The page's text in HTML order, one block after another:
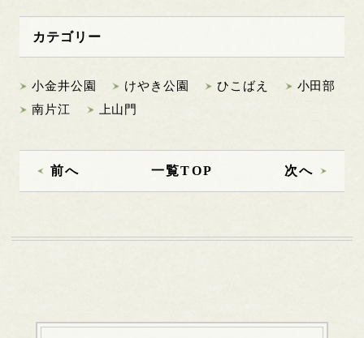
カテゴリー
小金井公園 けやき公園 ひこばえ
小田部
南片江
上山門
前へ 一覧TOP 次へ